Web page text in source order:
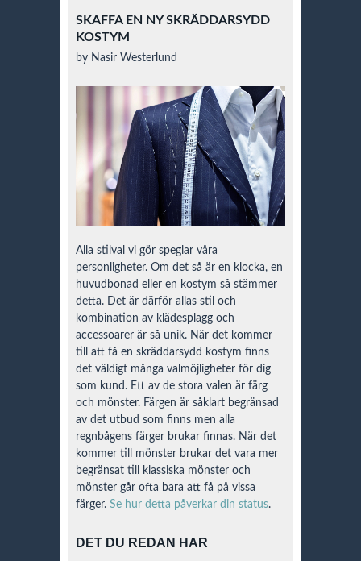
SKAFFA EN NY SKRÄDDARSYDD
KOSTYM
by Nasir Westerlund
Alla stilval vi gör speglar våra
personligheter. Om det så är en klocka, en
huvudbonad eller en kostym så stämmer
detta. Det är därför allas stil och
kombination av klädesplagg och
accessoarer är så unik. När det kommer
till att få en skräddarsydd kostym finns
det väldigt många valmöjligheter för dig
som kund. Ett av de stora valen är färg
och mönster. Färgen är såklart begränsad
av det utbud som finns men alla
regnbågens färger brukar finnas. När det
kommer till mönster brukar det vara mer
begränsat till klassiska mönster och
mönster går ofta bara att få på vissa
färger. Se hur detta påverkar din status.
DET DU REDAN HAR